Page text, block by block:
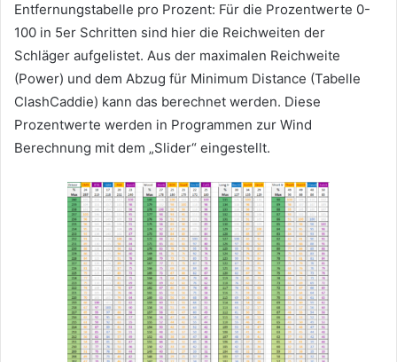
Entfernungstabelle pro Prozent: Für die Prozentwerte 0-
100 in 5er Schritten sind hier die Reichweiten der
Schläger aufgelistet. Aus der maximalen Reichweite
(Power) und dem Abzug für Minimum Distance (Tabelle
ClashCaddie) kann das berechnet werden. Diese
Prozentwerte werden in Programmen zur Wind
Berechnung mit dem „Slider“ eingestellt.